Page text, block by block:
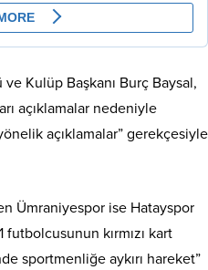
Kulüp Başkanı Burç Baysal,
açıklamalar nedeniyle
açıklamalar” gerekçesiyle
Ümraniyespor ise Hatayspor
futbolcusunun kırmızı kart
sportmenliğe aykırı hareket”